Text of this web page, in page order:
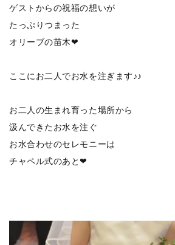
ゲストからの祝福の想いが
たっぷりつまった
オリーブの苗木❤
ここにお二人でお水を注ぎます♪♪
お二人の生まれ育った場所から
汲んできたお水を注ぐ
お水合わせのセレモニーは
チャペル式のあと❤